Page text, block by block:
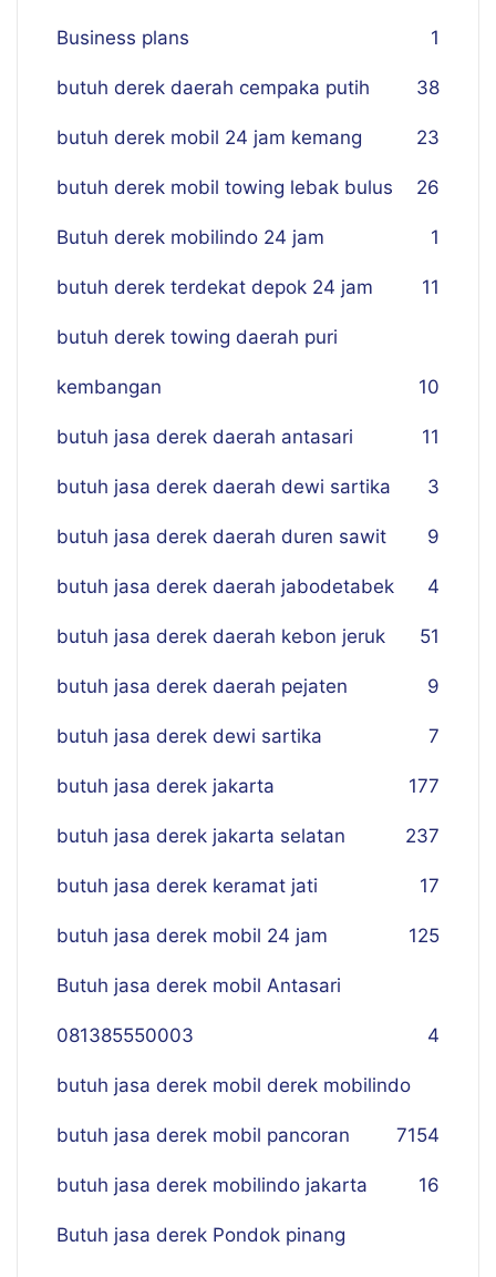
Business plans 1
butuh derek daerah cempaka putih 38
butuh derek mobil 24 jam kemang 23
butuh derek mobil towing lebak bulus 26
Butuh derek mobilindo 24 jam 1
butuh derek terdekat depok 24 jam 11
butuh derek towing daerah puri
kembangan 10
butuh jasa derek daerah antasari 11
butuh jasa derek daerah dewi sartika 3
butuh jasa derek daerah duren sawit 9
butuh jasa derek daerah jabodetabek 4
butuh jasa derek daerah kebon jeruk 51
butuh jasa derek daerah pejaten 9
butuh jasa derek dewi sartika 7
butuh jasa derek jakarta 177
butuh jasa derek jakarta selatan 237
butuh jasa derek keramat jati 17
butuh jasa derek mobil 24 jam 125
Butuh jasa derek mobil Antasari
081385550003 4
butuh jasa derek mobil derek mobilindo
154
butuh jasa derek mobil pancoran 7
butuh jasa derek mobilindo jakarta 16
Butuh jasa derek Pondok pinang